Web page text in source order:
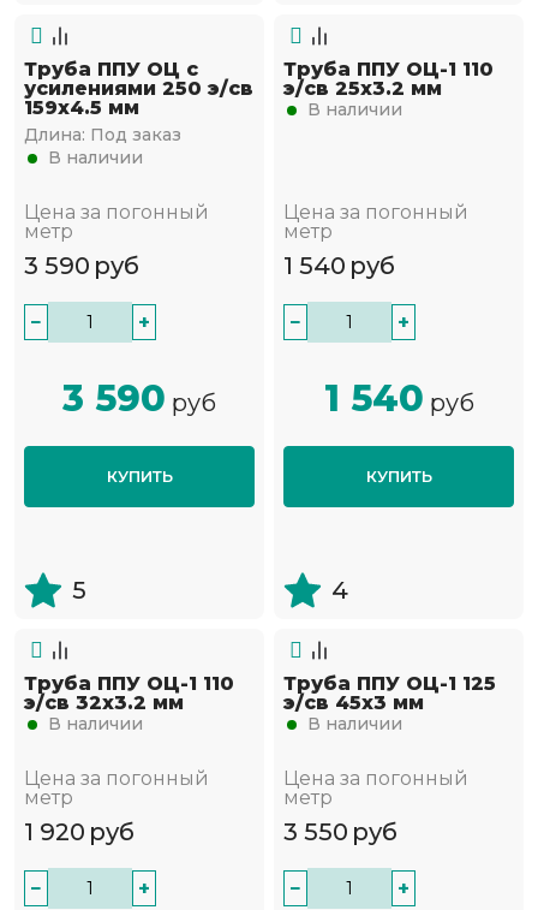
Труба ППУ ОЦ с
усилениями 250 э/св
159х4.5 мм
Длина: Под заказ
В наличии
Цена за погонный
метр
3 590 руб
− +
3 590 руб
КУПИТЬ
5
Труба ППУ ОЦ-1 110
э/св 25х3.2 мм
В наличии
Цена за погонный
метр
1 540 руб
− +
1 540 руб
КУПИТЬ
4
Труба ППУ ОЦ-1 110
э/св 32х3.2 мм
В наличии
Цена за погонный
метр
1 920 руб
− +
Труба ППУ ОЦ-1 125
э/св 45х3 мм
В наличии
Цена за погонный
метр
3 550 руб
− +